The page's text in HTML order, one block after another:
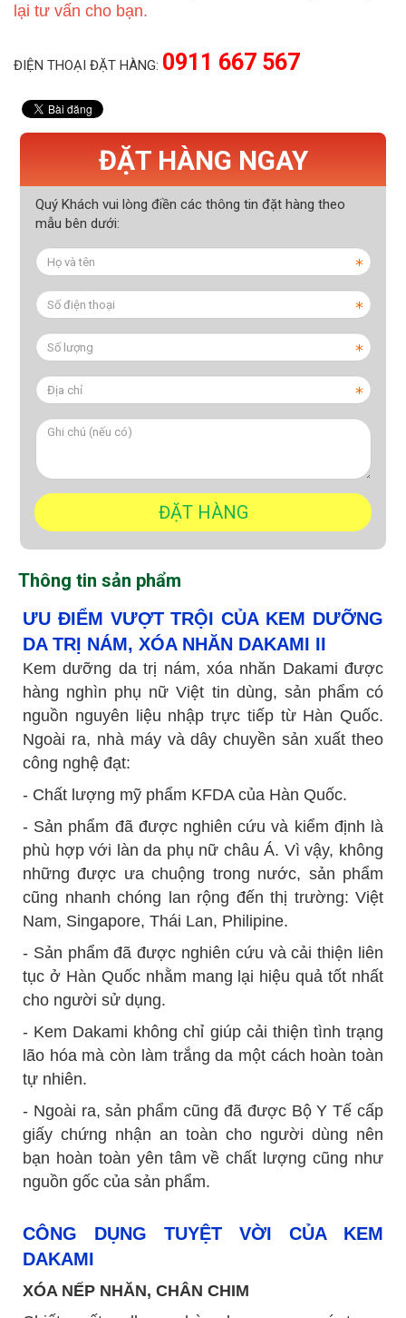
lại tư vấn cho bạn.
ĐIỆN THOẠI ĐẶT HÀNG: 0911 667 567
ĐẶT HÀNG NGAY
Quý Khách vui lòng điền các thông tin đặt hàng theo
mẫu bên dưới:
Thông tin sản phẩm
ƯU ĐIỂM VƯỢT TRỘI CỦA KEM DƯỠNG
DA TRỊ NÁM, XÓA NHĂN DAKAMI II
Kem dưỡng da trị nám, xóa nhăn Dakami được
hàng nghìn phụ nữ Việt tin dùng, sản phẩm có
nguồn nguyên liệu nhập trực tiếp từ Hàn Quốc.
Ngoài ra, nhà máy và dây chuyền sản xuất theo
công nghệ đạt:
- Chất lượng mỹ phẩm KFDA của Hàn Quốc.
- Sản phẩm đã được nghiên cứu và kiểm định là
phù hợp với làn da phụ nữ châu Á. Vì vậy, không
những được ưa chuộng trong nước, sản phẩm
cũng nhanh chóng lan rộng đến thị trường: Việt
Nam, Singapore, Thái Lan, Philipine.
- Sản phẩm đã được nghiên cứu và cải thiện liên
tục ở Hàn Quốc nhằm mang lại hiệu quả tốt nhất
cho người sử dụng.
- Kem Dakami không chỉ giúp cải thiện tình trạng
lão hóa mà còn làm trắng da một cách hoàn toàn
tự nhiên.
- Ngoài ra, sản phẩm cũng đã được Bộ Y Tế cấp
giấy chứng nhận an toàn cho người dùng nên
bạn hoàn toàn yên tâm về chất lượng cũng như
nguồn gốc của sản phẩm.
CÔNG DỤNG TUYỆT VỜI CỦA KEM
DAKAMI
XÓA NẾP NHĂN, CHÂN CHIM